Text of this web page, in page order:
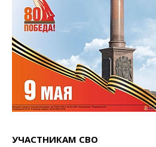
УЧАСТНИКАМ СВО